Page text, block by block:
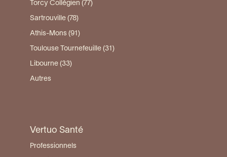
Torcy Collégien (77)
Sartrouville (78)
Athis-Mons (91)
Toulouse Tournefeuille (31)
Libourne (33)
Autres
Vertuo Santé
Professionnels